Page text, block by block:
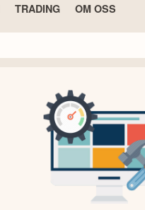
TRADING OM OSS